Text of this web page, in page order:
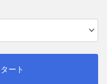
ート